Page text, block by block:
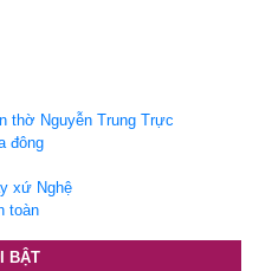
thờ Nguyễn Trung Trực
đông
xứ Nghệ
toàn
BẬT